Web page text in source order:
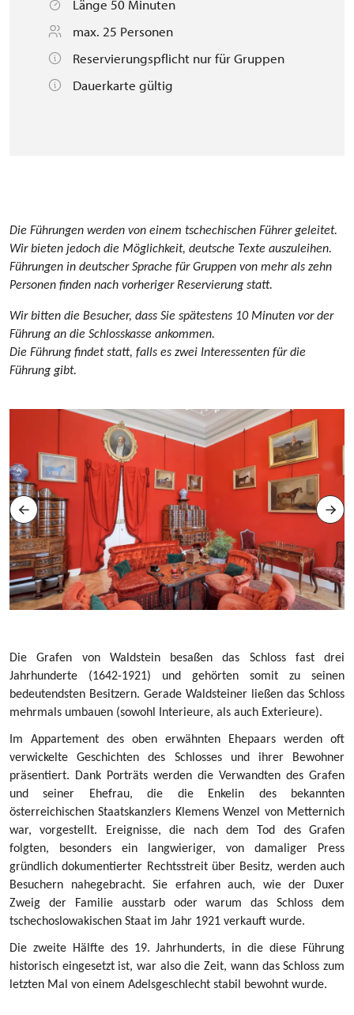
Länge 50 Minuten
max. 25 Personen
Reservierungspflicht nur für Gruppen
Dauerkarte gültig
Die Führungen werden von einem tschechischen Führer geleitet.
Wir bieten jedoch die Möglichkeit, deutsche Texte auszuleihen.
Führungen in deutscher Sprache für Gruppen von mehr als zehn
Personen finden nach vorheriger Reservierung statt.
Wir bitten die Besucher, dass Sie spätestens 10 Minuten vor der
Führung an die Schlosskasse ankommen.
Die Führung findet statt, falls es zwei Interessenten für die
Führung gibt.
Die Grafen von Waldstein besaßen das Schloss fast drei
Jahrhunderte (1642-1921) und gehörten somit zu seinen
bedeutendsten Besitzern. Gerade Waldsteiner ließen das Schloss
mehrmals umbauen (sowohl Interieure, als auch Exterieure).
Im Appartement des oben erwähnten Ehepaars werden oft
verwickelte Geschichten des Schlosses und ihrer Bewohner
präsentiert. Dank Porträts werden die Verwandten des Grafen
und seiner Ehefrau, die die Enkelin des bekannten
österreichischen Staatskanzlers Klemens Wenzel von Metternich
war, vorgestellt. Ereignisse, die nach dem Tod des Grafen
folgten, besonders ein langwieriger, von damaliger Press
gründlich dokumentierter Rechtsstreit über Besitz, werden auch
Besuchern nahegebracht. Sie erfahren auch, wie der Duxer
Zweig der Familie ausstarb oder warum das Schloss dem
tschechoslowakischen Staat im Jahr 1921 verkauft wurde.
Die zweite Hälfte des 19. Jahrhunderts, in die diese Führung
historisch eingesetzt ist, war also die Zeit, wann das Schloss zum
letzten Mal von einem Adelsgeschlecht stabil bewohnt wurde.